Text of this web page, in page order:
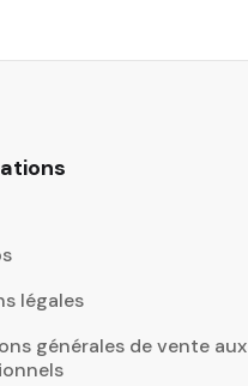
légales
générales de vente aux